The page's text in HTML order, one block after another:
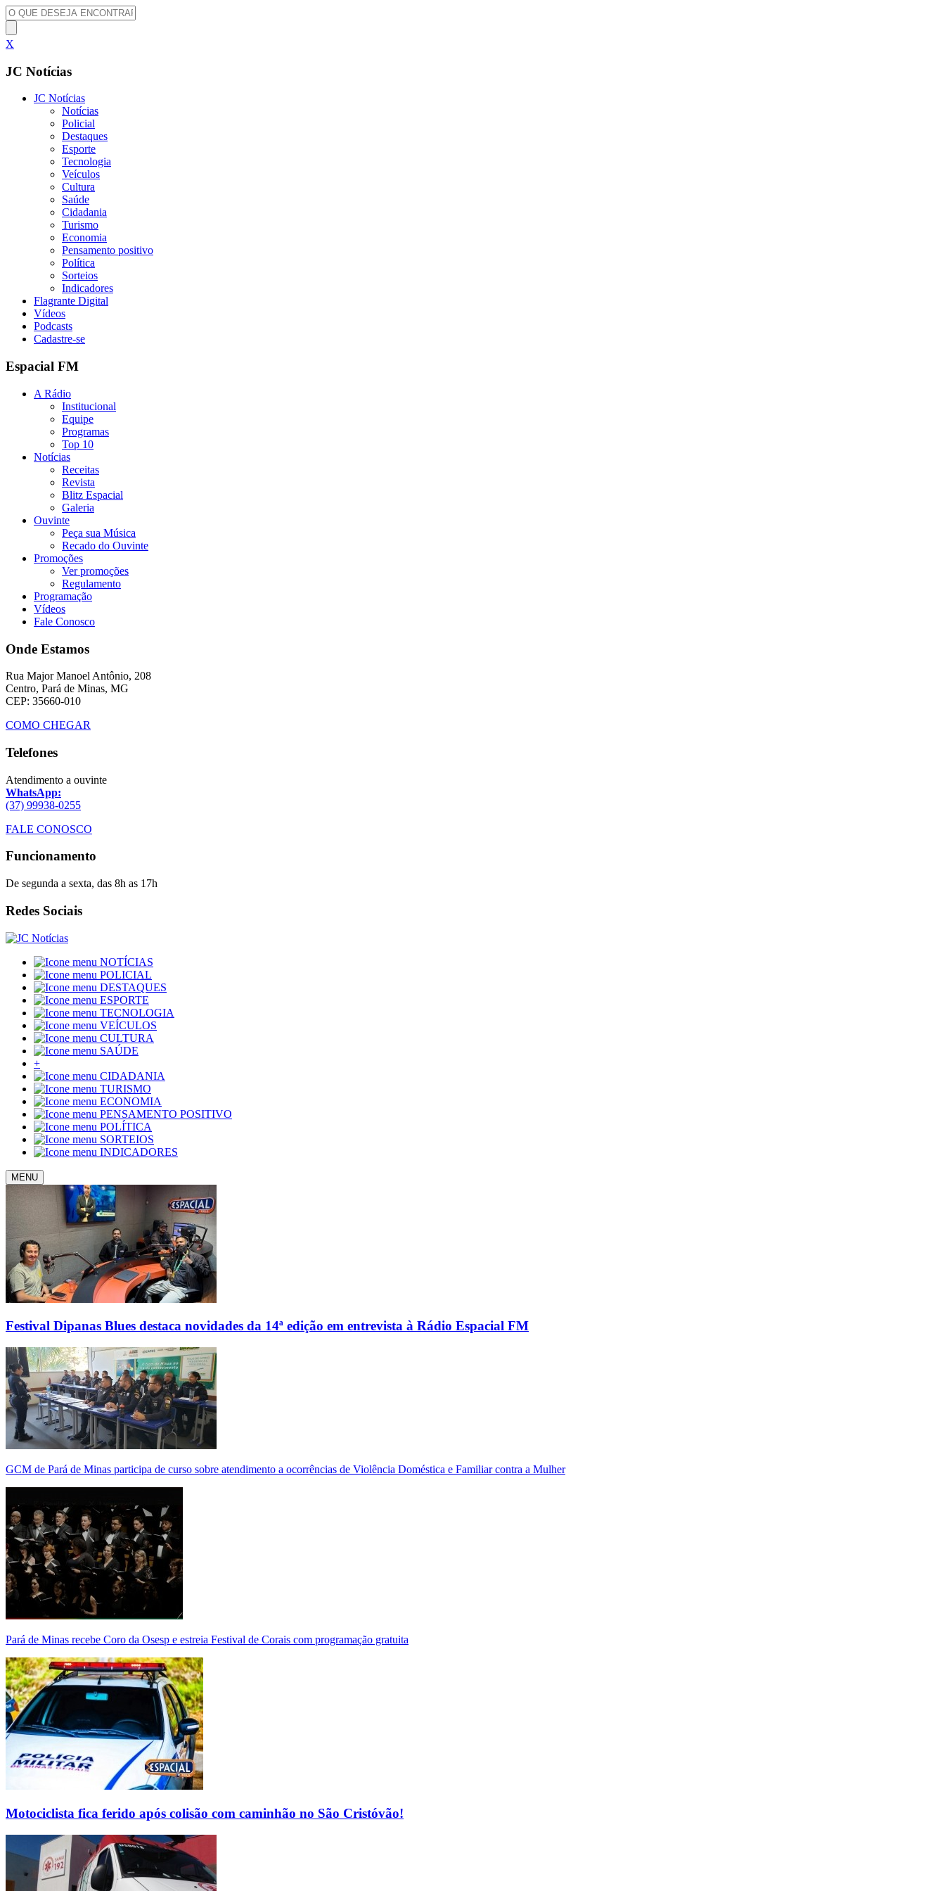
X
JC Notícias
JC Notícias
Notícias
Policial
Destaques
Esporte
Tecnologia
Veículos
Cultura
Saúde
Cidadania
Turismo
Economia
Pensamento positivo
Política
Sorteios
Indicadores
Flagrante Digital
Vídeos
Podcasts
Cadastre-se
Espacial FM
A Rádio
Institucional
Equipe
Programas
Top 10
Notícias
Receitas
Revista
Blitz Espacial
Galeria
Ouvinte
Peça sua Música
Recado do Ouvinte
Promoções
Ver promoções
Regulamento
Programação
Vídeos
Fale Conosco
Onde Estamos
Rua Major Manoel Antônio, 208
Centro, Pará de Minas, MG
CEP: 35660-010
COMO CHEGAR
Telefones
Atendimento a ouvinte
WhatsApp:
(37) 99938-0255
FALE CONOSCO
Funcionamento
De segunda a sexta, das 8h as 17h
Redes Sociais
NOTÍCIAS
POLICIAL
DESTAQUES
ESPORTE
TECNOLOGIA
VEÍCULOS
CULTURA
SAÚDE
+
CIDADANIA
TURISMO
ECONOMIA
PENSAMENTO POSITIVO
POLÍTICA
SORTEIOS
INDICADORES
MENU
Festival Dipanas Blues destaca novidades da 14ª edição em entrevista à Rádio Espacial FM
GCM de Pará de Minas participa de curso sobre atendimento a ocorrências de Violência Doméstica e Familiar contra a Mulher
Pará de Minas recebe Coro da Osesp e estreia Festival de Corais com programação gratuita
Motociclista fica ferido após colisão com caminhão no São Cristóvão!